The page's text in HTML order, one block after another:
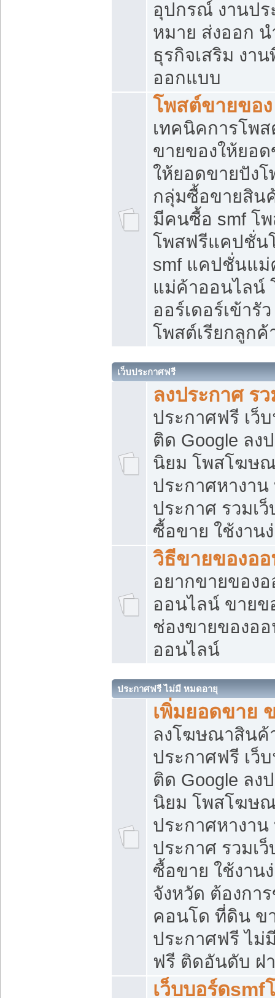
อุปกรณ์ งานป
หมาย ส่งออก น
ธุรกิจเสริม งา
ออกแบบ
โพสต์ขายของ
เทคนิคการโพ
ขายของให้ยอ
ให้ยอดขายปัง
กลุ่มซื้อขายสิน
มีคนซื้อ smf โ
โพสฟรีแคปชั่น
smf แคปชั่นแ
แม่ค้าออนไลน์
ออร์เดอร์เข้ารั
โพสต์เรียกลูกค้
เว็บประกาศฟรี
ลงประกาศ ร
ประกาศฟรี เว็
ติด Google ลง
นิยม โพสโฆษ
ประกาศหางาน
ประกาศ รวมเ
ซื้อขาย ใช้งาน
วิธีขายของอ
อยากขายของ
ออนไลน์ ขายข
ช่องขายของอ
ออนไลน์
ประกาศฟรี ไม่มี หมดอายุ
เพิ่มยอดขาย
ลงโฆษณาสิน
ประกาศฟรี เว็
ติด Google ลง
นิยม โพสโฆษ
ประกาศหางาน
ประกาศ รวมเ
ซื้อขาย ใช้งาน
จังหวัด ต้องกา
คอนโด ที่ดิน ข
ประกาศฟรี ไม่
ฟรี ติดอันดับ ฝ
เว็บบอร์ดsmf